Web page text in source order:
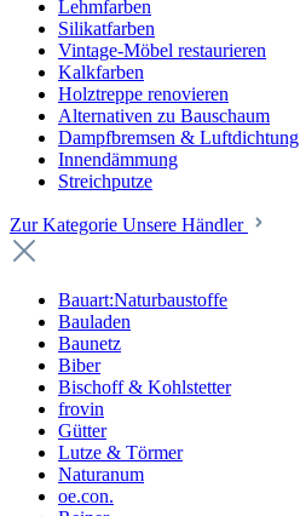
Lehmfarben
Silikatfarben
Vintage-Möbel restaurieren
Kalkfarben
Holztreppe renovieren
Alternativen zu Bauschaum
Dampfbremsen & Luftdichtung
Innendämmung
Streichputze
Zur Kategorie Unsere Händler
Bauart:Naturbaustoffe
Bauladen
Baunetz
Biber
Bischoff & Kohlstetter
frovin
Gütter
Lutze & Törmer
Naturanum
oe.con.